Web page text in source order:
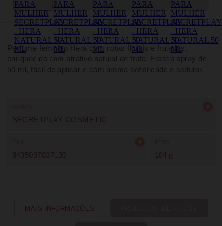
Perfume feminino Hera com notas florais e frutadas,
enriquecido com atrativo natural de trufa. Frasco spray de
50 ml, fácil de aplicar e com aroma sofisticado e sedutor.
SECRETPLAY COSMETIC
8435097837130 184 g
MAIS INFORMAÇÕES